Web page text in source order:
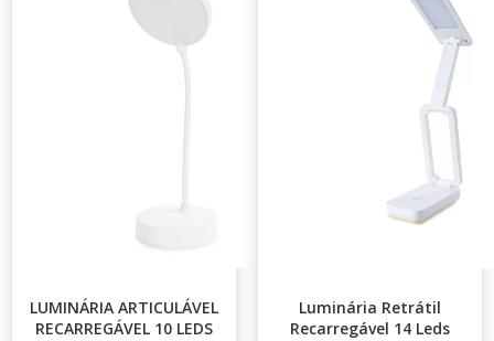
LUMINÁRIA ARTICULÁVEL
RECARREGÁVEL 10 LEDS
Luminária Retrátil
Recarregável 14 Leds